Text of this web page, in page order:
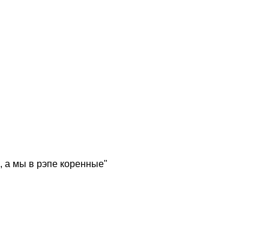
а мы в рэпе коренные"